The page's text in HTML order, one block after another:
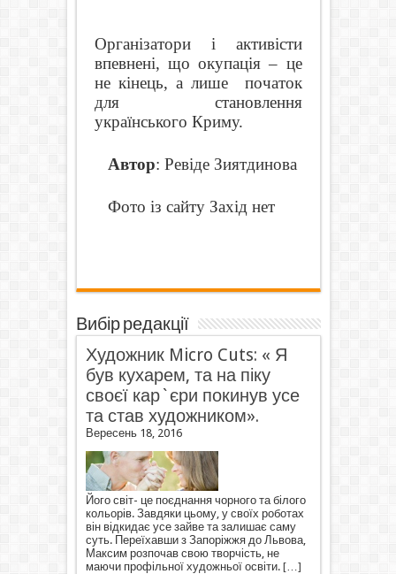
Організатори і активісти
впевнені, що окупація – це
не кінець, а лише
початок
для становлення
українського Криму.
Автор: Ревіде Зиятдинова
Фото із сайту Захід нет
Вибір редакції
Художник Micro Cuts: « Я
був кухарем, та на піку
своєї кар`єри покинув усе
та став художником».
Вересень 18, 2016
Його світ- це поєднання чорного та білого
кольорів. Завдяки цьому, у своїх роботах
він відкидає усе зайве та залишає саму
суть. Переїхавши з Запоріжжя до Львова,
Максим розпочав свою творчість, не
маючи профільної художньої освіти. […]